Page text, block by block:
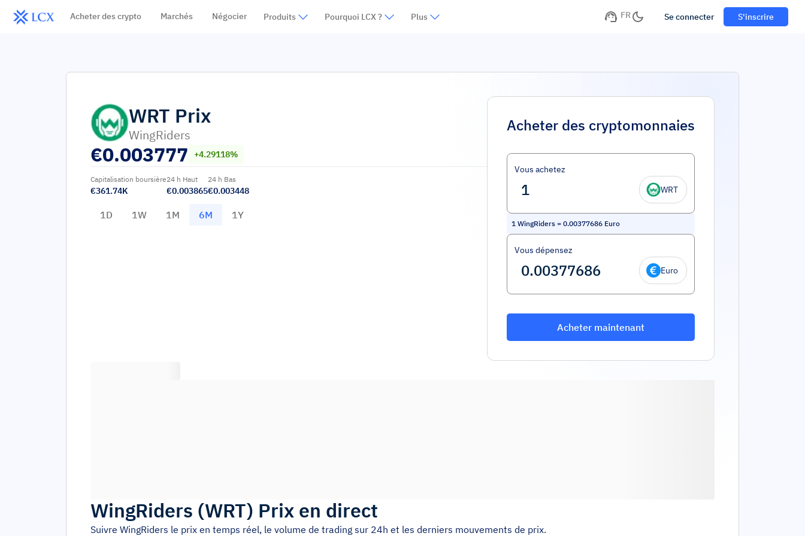
Acheter des crypto Marchés Négocier Produits Pourquoi LCX ? Plus FR Se connecter S'inscrire
WRT Prix
WingRiders
€0.003777 +4.29118%
Capitalisation boursière
€361.74K
24 h Haut
€0.003865
24 h Bas
€0.003448
1D 1W 1M 6M 1Y
Acheter des cryptomonnaies
Vous achetez
WRT
1 WingRiders = 0.00377686 Euro
Vous dépensez
Euro
Acheter maintenant
WingRiders (WRT) Prix en direct
Suivre WingRiders le prix en temps réel, le volume de trading sur 24h et les derniers mouvements de prix.